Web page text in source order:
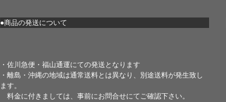
●商品の発送について
・佐川急便・福山通運にての発送となります
・離島・沖縄の地域は通常送料とは異なり、別途送料が発生致し
ます。
料金に付きましては、事前にお問合せにてご確認下さい。